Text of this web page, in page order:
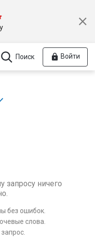
Поиск Войти
ничего
без ошибок.
слова.